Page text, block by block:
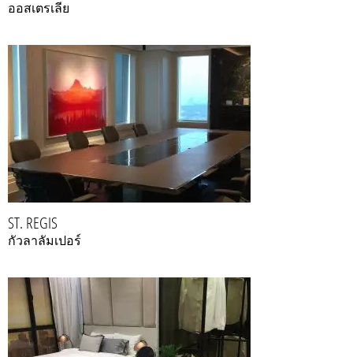
ออสเตรเลีย
ST. REGIS
กัวลาลัมเปอร์